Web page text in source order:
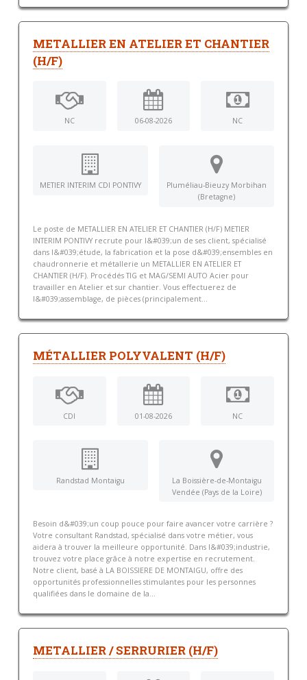
METALLIER EN ATELIER ET CHANTIER
(H/F)
NC 06-08-2026 NC
METIER INTERIM CDI PONTIVY
Pluméliau-Bieuzy Morbihan
(Bretagne)
Le poste de METALLIER EN ATELIER ET CHANTIER (H/F) METIER
INTERIM PONTIVY recrute pour l&#039;un de ses client, spécialisé
dans l&#039;étude, la fabrication et la pose d&#039;ensembles en
chaudronnerie et métallerie un METALLIER EN ATELIER ET
CHANTIER (H/F). Procédés TIG et MAG/SEMI AUTO Acier pour
travailler en Atelier et sur chantier. Vous effectuerez de
l&#039;assemblage, de pièces (principalement...
MÉTALLIER POLYVALENT (H/F)
CDI 01-08-2026 NC
Randstad Montaigu
La Boissière-de-Montaigu
Vendée (Pays de la Loire)
Besoin d&#039;un coup pouce pour faire avancer votre carrière ?
Votre consultant Randstad, spécialisé dans votre métier, vous
aidera à trouver la meilleure opportunité. Dans l&#039;industrie,
trouvez votre place grâce à notre expertise en recrutement.
Notre client, basé à LA BOISSIERE DE MONTAIGU, offre des
opportunités professionnelles stimulantes pour les personnes
qualifiées dans le domaine de la...
METALLIER / SERRURIER (H/F)